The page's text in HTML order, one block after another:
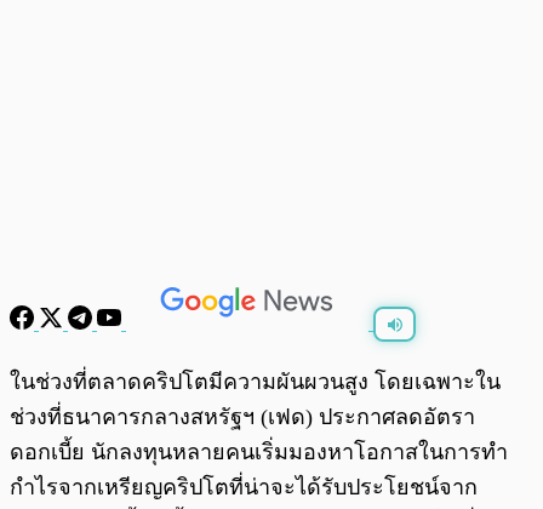
พร้อมเล่น 0:00
ในช่วงที่ตลาดคริปโตมีความผันผวนสูง โดยเฉพาะใน
ช่วงที่ธนาคารกลางสหรัฐฯ (เฟด) ประกาศลดอัตรา
ดอกเบี้ย นักลงทุนหลายคนเริ่มมองหาโอกาสในการทำ
กำไรจากเหรียญคริปโตที่น่าจะได้รับประโยชน์จาก